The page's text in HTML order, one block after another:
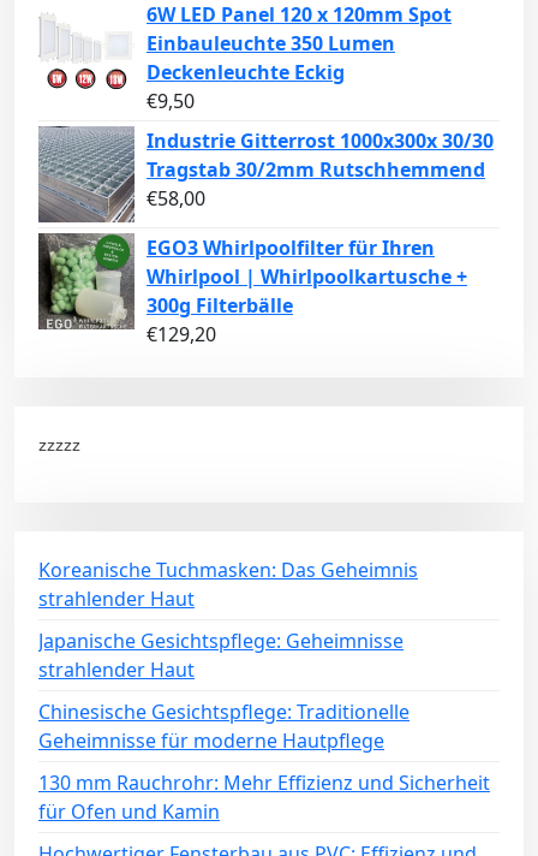
6W LED Panel 120 x 120mm Spot
Einbauleuchte 350 Lumen
Deckenleuchte Eckig
€9,50
Industrie Gitterrost 1000x300x 30/30
Tragstab 30/2mm Rutschhemmend
€58,00
EGO3 Whirlpoolfilter für Ihren
Whirlpool | Whirlpoolkartusche +
300g Filterbälle
€129,20
zzzzz
Koreanische Tuchmasken: Das Geheimnis
strahlender Haut
Japanische Gesichtspflege: Geheimnisse
strahlender Haut
Chinesische Gesichtspflege: Traditionelle
Geheimnisse für moderne Hautpflege
130 mm Rauchrohr: Mehr Effizienz und Sicherheit
für Ofen und Kamin